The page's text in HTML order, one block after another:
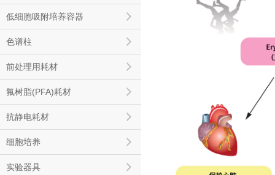
低细胞吸附培养容器
色谱柱
前处理用耗材
氟树脂(PFA)耗材
抗静电耗材
细胞培养
实验器具